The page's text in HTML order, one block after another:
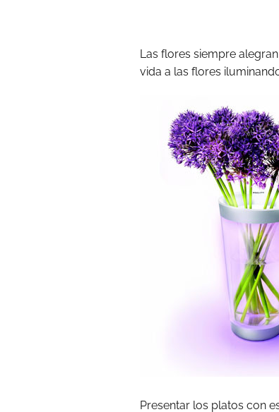
Las flores siempre
vida a las flores
Presentar los platos con